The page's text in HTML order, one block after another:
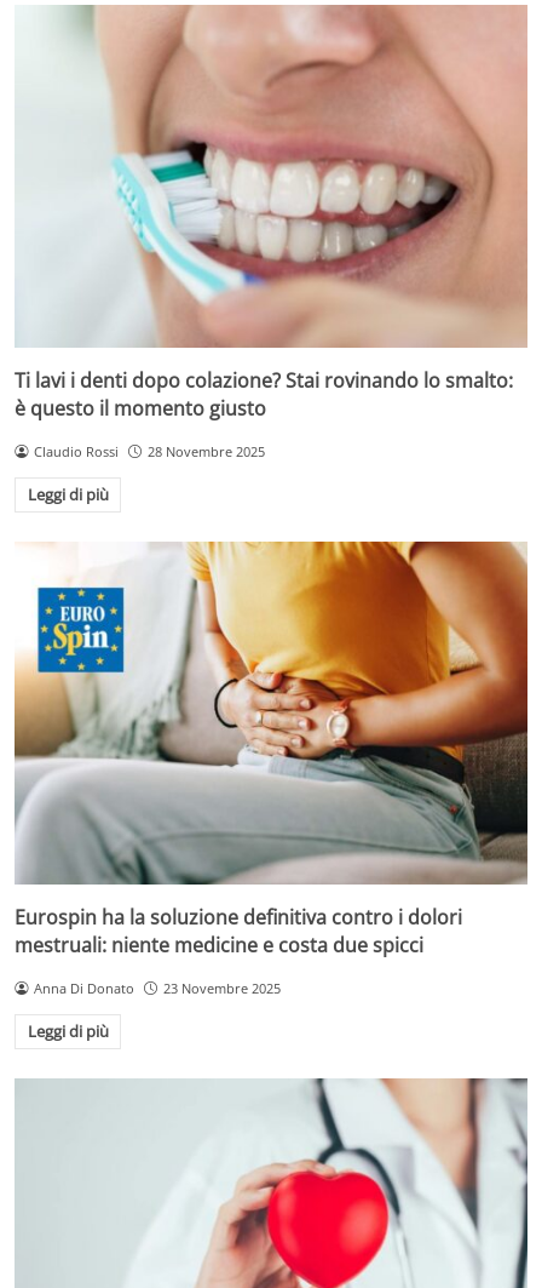
Ti lavi i denti dopo colazione? Stai rovinando lo smalto:
è questo il momento giusto
Claudio Rossi 28 Novembre 2025
Leggi di più
Eurospin ha la soluzione definitiva contro i dolori
mestruali: niente medicine e costa due spicci
Anna Di Donato 23 Novembre 2025
Leggi di più